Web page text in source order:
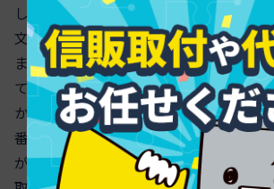
します。支払い前であれば注文は未成
文履歴に表示がなければ再操作して問
まった場合は履歴が「受付中」「準備
ています。二重決済を避けるため、履
から店舗受け取りへ進みます。ステー
番号も未発行なら、一定時間（目安3〜
がなければキャンセル申請を選択します